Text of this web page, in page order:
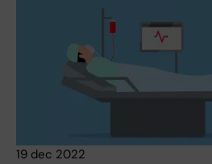
19 dec 2022